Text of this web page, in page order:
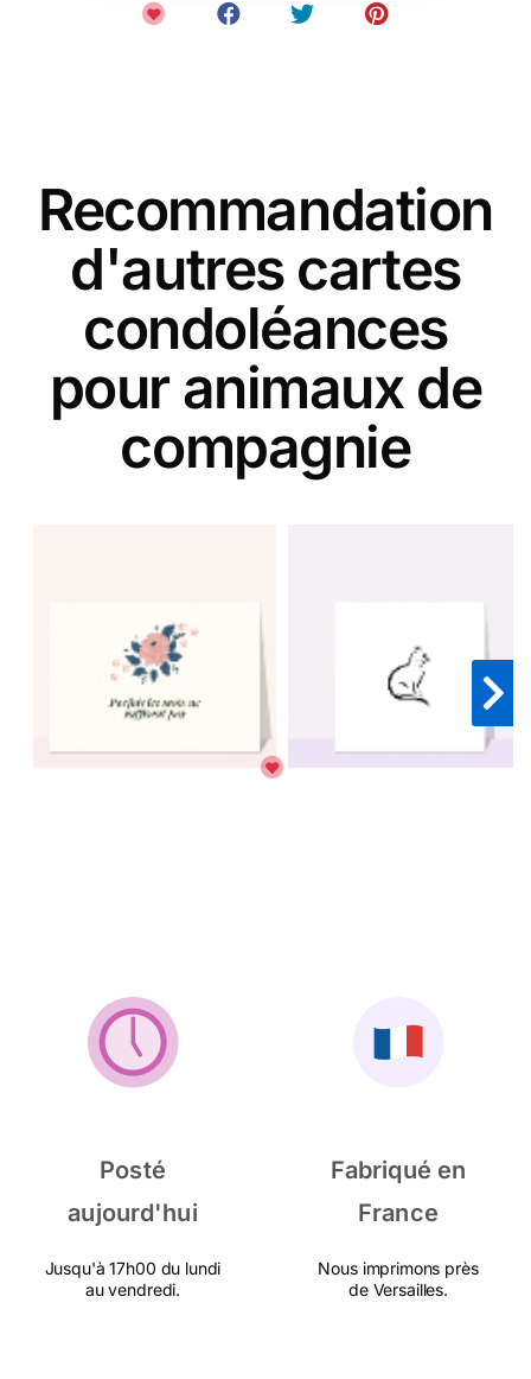
Recommandation
d'autres cartes
condoléances
pour animaux de
compagnie
Posté
aujourd'hui
Jusqu'à 17h00 du lundi
au vendredi.
Fabriqué en
France
Nous imprimons près
de Versailles.